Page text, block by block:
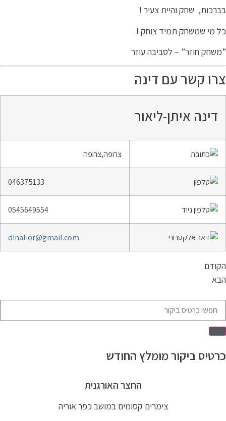
שחק והיית צעיר !
מי שמשחק תמיד צוחק !
חוזר” – לסביבה עוזר
קשר עם דינה
דינה איתן-ליאור
צרופה,צרופה
046375133
0545649554
dinalior@gmail.com
ביקור מומלץ החודש
החצר האורגנית
צימרים קסומים במושב כפר אוריה